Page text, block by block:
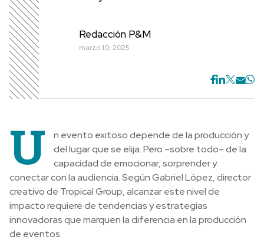
Redacción P&M
marzo 10, 2025
U
n evento exitoso depende de la producción y
del lugar que se elija. Pero –sobre todo– de la
capacidad de emocionar, sorprender y
conectar con la audiencia. Según Gabriel López, director
creativo de Tropical Group, alcanzar este nivel de
impacto requiere de tendencias y estrategias
innovadoras que marquen la diferencia en la producción
de eventos.